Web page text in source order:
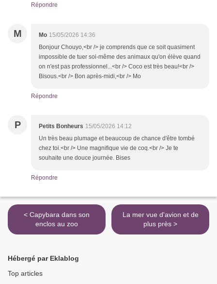
Répondre
M Mo 15/05/2026 14:36
Bonjour Chouyo,<br /> je comprends que ce soit quasiment
impossible de tuer soi-même des animaux qu'on élève quand
on n'est pas professionnel...<br /> Coco est très beau!<br />
Bisous.<br /> Bon après-midi,<br /> Mo
Répondre
P Petits Bonheurs 15/05/2026 14:12
Un très beau plumage et beaucoup de chance d'être tombé
chez toi.<br /> Une magnifique vie de coq.<br /> Je te
souhaite une douce journée. Bises
Répondre
< Capybara dans son
enclos au zoo
La mer vue d'avion et de
plus près >
Hébergé par Eklablog
Top articles